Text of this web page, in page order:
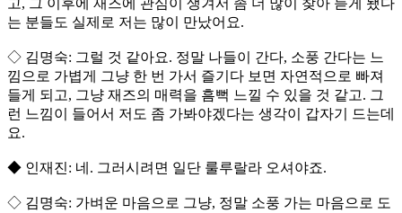
고, 그 이후에 재즈에 관심이 생겨서 좀 더 많이 찾아 듣게 됐다
는 분들도 실제로 저는 많이 만났어요.
◇ 김명숙: 그럴 것 같아요. 정말 나들이 간다, 소풍 간다는 느
낌으로 가볍게 그냥 한 번 가서 즐기다 보면 자연적으로 빠져
들게 되고, 그냥 재즈의 매력을 흠뻑 느낄 수 있을 것 같고. 그
런 느낌이 들어서 저도 좀 가봐야겠다는 생각이 갑자기 드는데
요.
◆ 인재진: 네. 그러시려면 일단 룰루랄라 오셔야죠.
◇ 김명숙: 가벼운 마음으로 그냥, 정말 소풍 가는 마음으로 도